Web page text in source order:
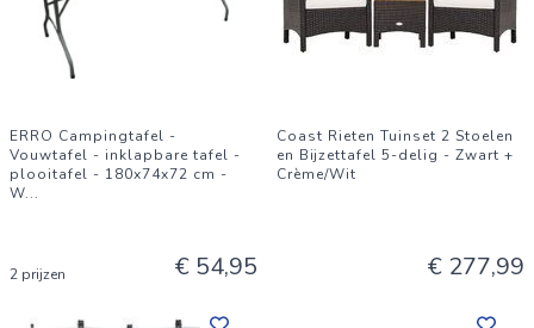
ERRO Campingtafel -
Vouwtafel - inklapbare tafel -
plooitafel - 180x74x72 cm -
W...
2 prijzen € 54,95
Coast Rieten Tuinset 2 Stoelen
en Bijzettafel 5-delig - Zwart +
Crème/Wit
€ 277,99